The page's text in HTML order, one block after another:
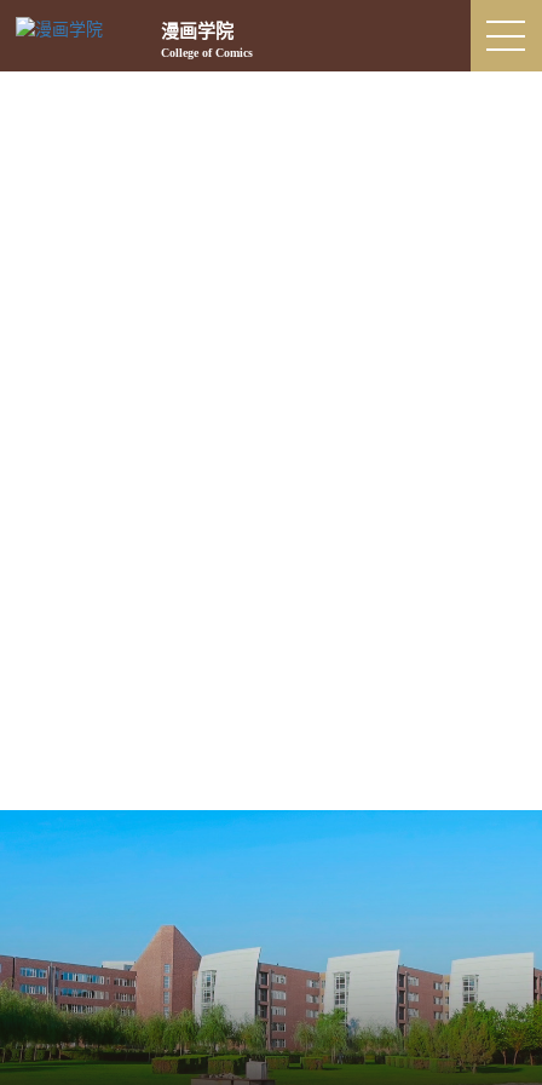
漫画学院
College of Comics